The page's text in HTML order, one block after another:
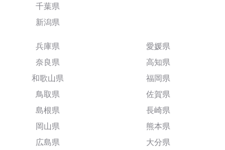
千葉県
新潟県
兵庫県
奈良県
和歌山県
鳥取県
島根県
岡山県
広島県
愛媛県
高知県
福岡県
佐賀県
長崎県
熊本県
大分県